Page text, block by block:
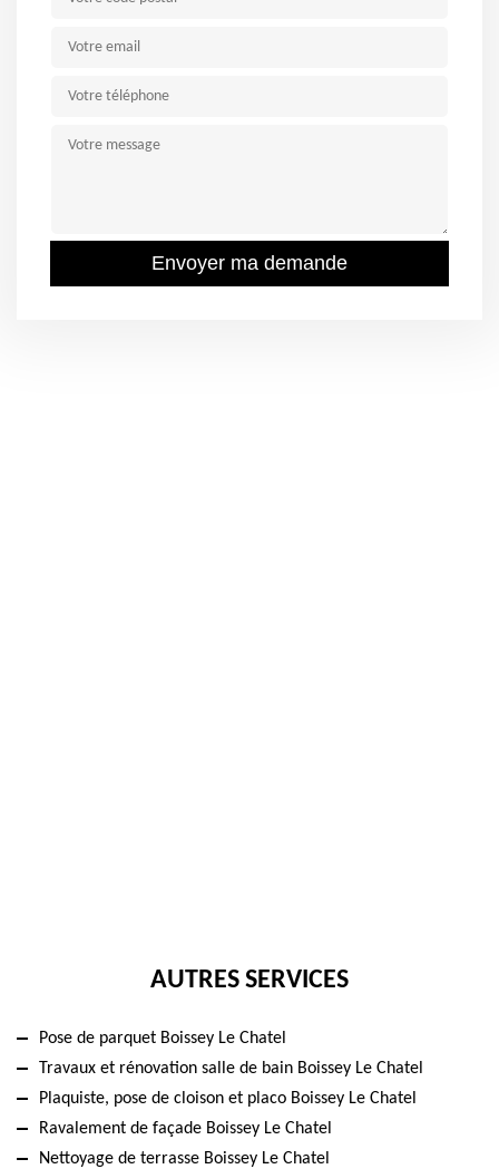
AUTRES SERVICES
Pose de parquet Boissey Le Chatel
Travaux et rénovation salle de bain Boissey Le Chatel
Plaquiste, pose de cloison et placo Boissey Le Chatel
Ravalement de façade Boissey Le Chatel
Nettoyage de terrasse Boissey Le Chatel